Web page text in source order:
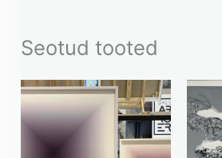
Seotud tooted